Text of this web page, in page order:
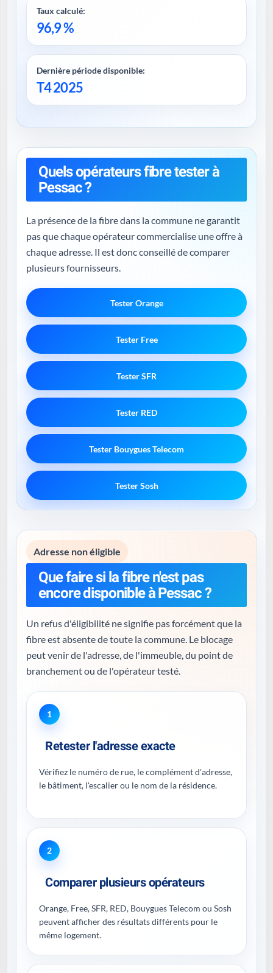
Taux calculé:
96,9 %
Dernière période disponible:
T4 2025
Quels opérateurs fibre tester à
Pessac ?
La présence de la fibre dans la commune ne garantit
pas que chaque opérateur commercialise une offre à
chaque adresse. Il est donc conseillé de comparer
plusieurs fournisseurs.
Tester Orange
Tester Free
Tester SFR
Tester RED
Tester Bouygues Telecom
Tester Sosh
Adresse non éligible
Que faire si la fibre n'est pas
encore disponible à Pessac ?
Un refus d'éligibilité ne signifie pas forcément que la
fibre est absente de toute la commune. Le blocage
peut venir de l'adresse, de l'immeuble, du point de
branchement ou de l'opérateur testé.
1
Retester l'adresse exacte
Vérifiez le numéro de rue, le complément d'adresse,
le bâtiment, l'escalier ou le nom de la résidence.
2
Comparer plusieurs opérateurs
Orange, Free, SFR, RED, Bouygues Telecom ou Sosh
peuvent afficher des résultats différents pour le
même logement.